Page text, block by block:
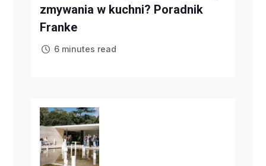
zmywania w kuchni? Poradnik
Franke
6 minutes read